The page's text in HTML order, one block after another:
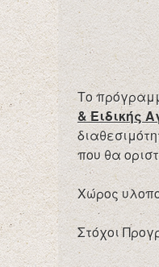
Το
& Ειδικής
που θα
Χώρος
Στόχοι